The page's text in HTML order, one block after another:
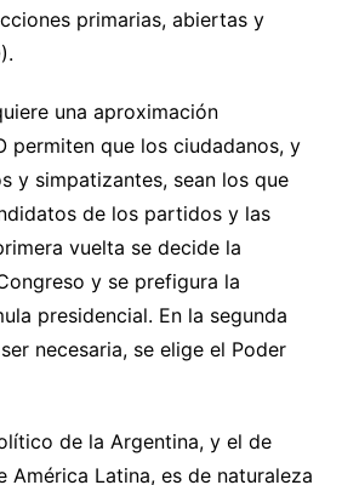
primarias, abiertas y
una aproximación
permiten que los ciudadanos, y
y simpatizantes, sean los que
de los partidos y las
vuelta se decide la
y se prefigura la
presidencial. En la segunda
necesaria, se elige el Poder
de la Argentina, y el de
América Latina, es de naturaleza